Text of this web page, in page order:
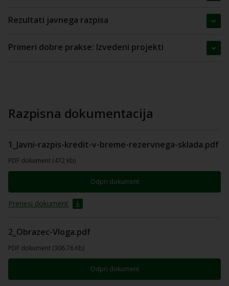
Rezultati javnega razpisa
Primeri dobre prakse: Izvedeni projekti
Razpisna dokumentacija
1_Javni-razpis-kredit-v-breme-rezervnega-sklada.pdf
PDF dokument (472 Kb)
Odpri dokument
Prenesi dokument
2_Obrazec-Vloga.pdf
PDF dokument (306.76 Kb)
Odpri dokument